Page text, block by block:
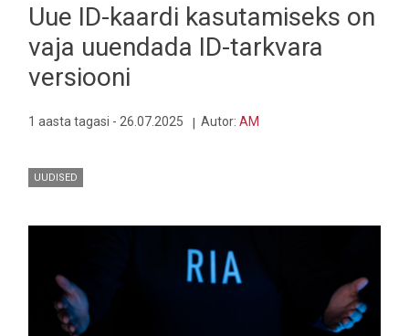
Uue ID-kaardi kasutamiseks on
vaja uuendada ID-tarkvara
versiooni
1 aasta tagasi - 26.07.2025 Autor: AM
UUDISED